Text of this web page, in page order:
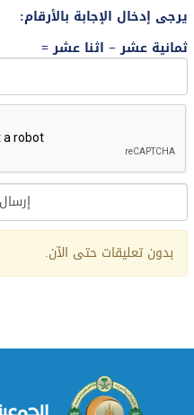
يرجى إدخال الإجابة بالأرقام:
ثمانية عشر − اثنا عشر =
Alternative:
بدون تعليقات حتى الآن.